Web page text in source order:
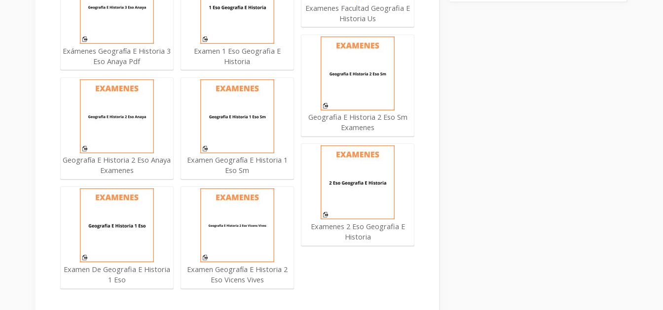
Exámenes Geografía E Historia 3
Eso Anaya Pdf
Geografía E Historia 2 Eso Anaya
Examenes
Examen De Geografia E Historia
1 Eso
Examen 1 Eso Geografia E
Historia
Examen Geografía E Historia 1
Eso Sm
Examen Geografía E Historia 2
Eso Vicens Vives
Examenes Facultad Geografia E
Historia Us
Geografia E Historia 2 Eso Sm
Examenes
Examenes 2 Eso Geografia E
Historia